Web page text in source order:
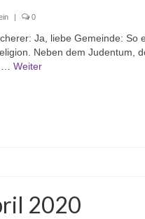
0
Ja, liebe Gemeinde: So
Neben dem Judentum,
…Weiter
2020